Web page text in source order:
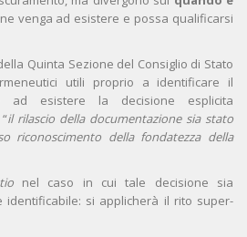
venga ad esistere e possa qualificarsi
Quinta Sezione del Consiglio di Stato
utili proprio a identificare il
ad esistere la decisione esplicita
il rilascio della documentazione sia stato
riconoscimento della fondatezza della
nel caso in cui tale decisione sia
identificabile: si applicherà il rito super-